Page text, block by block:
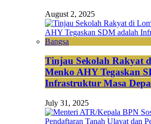
August 2, 2025
Tinjau Sekolah Rakyat
Menko AHY Tegaskan
Infrastruktur Masa
July 31, 2025